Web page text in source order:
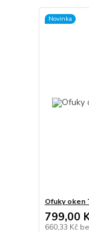
Novinka
Ofuky oken
799,00
660,33 Kč